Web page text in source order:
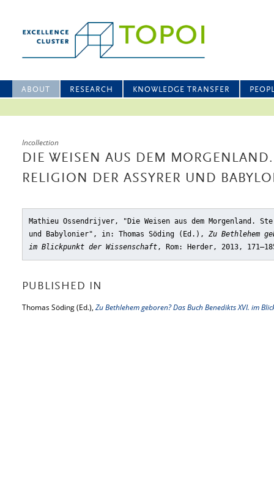
ABOUT RESEARCH KNOWLEDGE TRANSFER
Incollection
DIE WEISEN AUS DEM
RELIGION DER ASSYRER UND
Mathieu Ossendrijver, "Die Weisen aus dem Morgenland.
und Babylonier" , in: Thomas Söding (Ed.), Zu Bethlehem
im Blickpunkt der Wissenschaft, Rom: Herder, 2013,
PUBLISHED IN
Thomas Söding (Ed.), Zu Bethlehem geboren? Das Buch Benedikts XVI. im